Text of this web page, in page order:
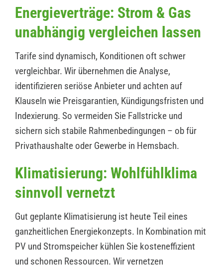
Energieverträge: Strom & Gas
unabhängig vergleichen lassen
Tarife sind dynamisch, Konditionen oft schwer
vergleichbar. Wir übernehmen die Analyse,
identifizieren seriöse Anbieter und achten auf
Klauseln wie Preisgarantien, Kündigungsfristen und
Indexierung. So vermeiden Sie Fallstricke und
sichern sich stabile Rahmenbedingungen – ob für
Privathaushalte oder Gewerbe in Hemsbach.
Klimatisierung: Wohlfühlklima
sinnvoll vernetzt
Gut geplante Klimatisierung ist heute Teil eines
ganzheitlichen Energiekonzepts. In Kombination mit
PV und Stromspeicher kühlen Sie kosteneffizient
und schonen Ressourcen. Wir vernetzen